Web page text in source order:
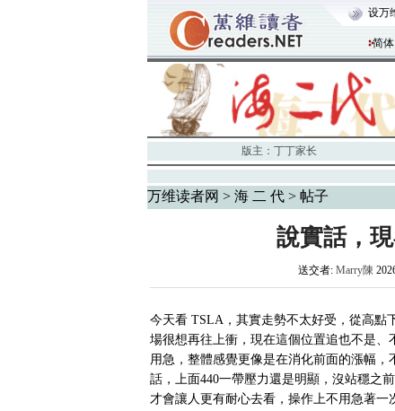
设万
简体
版主： 丁丁家长
万维读者网 > 海 二 代> 帖子
說實話，
送交者: Marry陳
今天看 TSLA，其實走勢不太好受，從高點
場很想再往上衝，現在這個位置追也不是
用急，整體感覺更像是在消化前面的漲幅
話，上面440一帶壓力還是明顯，沒站穩之
才會讓人更有耐心去看，操作上不用急著一